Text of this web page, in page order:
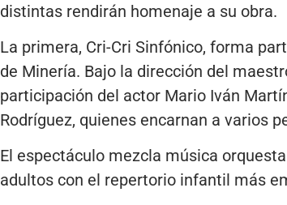
distintas rendirán homenaje a su obra.
La primera, Cri-Cri Sinfónico, forma
de Minería. Bajo la dirección del
participación del actor Mario Iván
Rodríguez, quienes encarnan a varios
El espectáculo mezcla música
adultos con el repertorio infantil más